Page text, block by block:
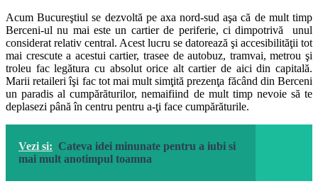
Acum Bucureştiul se dezvoltă pe axa nord-sud aşa că de mult timp
Berceni-ul nu mai este un cartier de periferie, ci dimpotrivă unul
considerat relativ central. Acest lucru se datorează şi accesibilităţii tot
mai crescute a acestui cartier, trasee de autobuz, tramvai, metrou şi
troleu fac legătura cu absolut orice alt cartier de aici din capitală.
Marii retaileri îşi fac tot mai mult simţită prezenţa făcând din Berceni
un paradis al cumpărăturilor, nemaifiind de mult timp nevoie să te
deplasezi până în centru pentru a-ţi face cumpărăturile.
Vezi si: Cateva idei minunate pentru a iubi si
mai mult anotimpul toamna